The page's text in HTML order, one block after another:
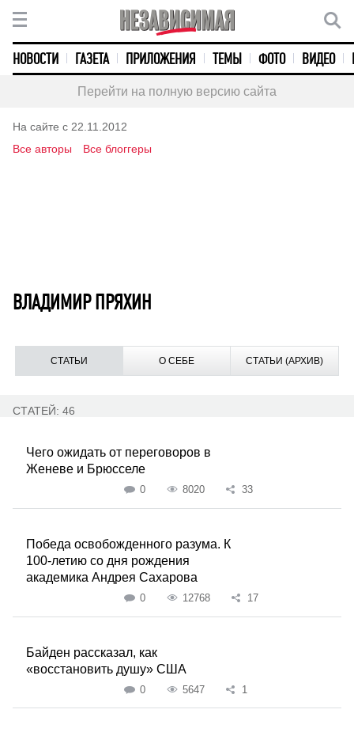
НОВОСТИ ГАЗЕТА ПРИЛОЖЕНИЯ ТЕМЫ ФОТО ВИДЕО
Перейти на полную версию сайта
На сайте с 22.11.2012
Все авторы
Все блоггеры
ВЛАДИМИР ПРЯХИН
СТАТЬИ О СЕБЕ СТАТЬИ (АРХИВ)
СТАТЕЙ: 46
Чего ожидать от переговоров в
Женеве и Брюсселе
0 8020 33
Победа освобожденного разума. К
100-летию со дня рождения
академика Андрея Сахарова
0 12768 17
Байден рассказал, как
«восстановить душу» США
0 5647 1